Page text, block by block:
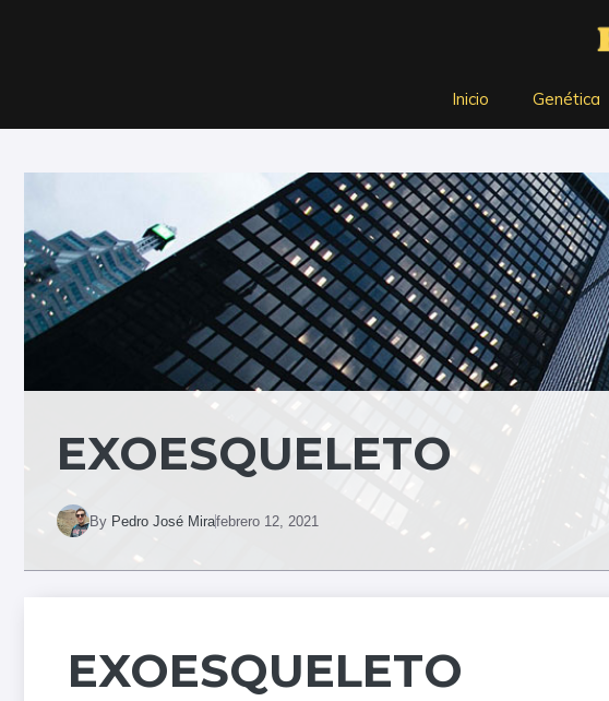
Inicio Genética
EXOESQUELETO
By Pedro José Mirafebrero 12, 2021
EXOESQUELETO